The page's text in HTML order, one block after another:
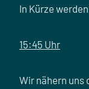
In Kürze
15:45 Uhr
Wir nähern uns